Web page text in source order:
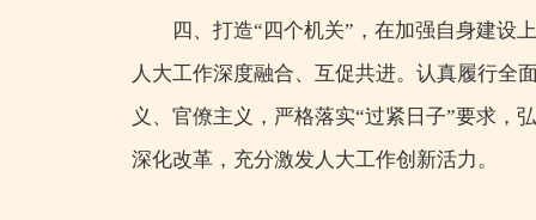
四、打造“四个机关”，在加强自身建设
人大工作深度融合、互促共进。认真履行全
义、官僚主义，严格落实“过紧日子”要求，
深化改革，充分激发人大工作创新活力。